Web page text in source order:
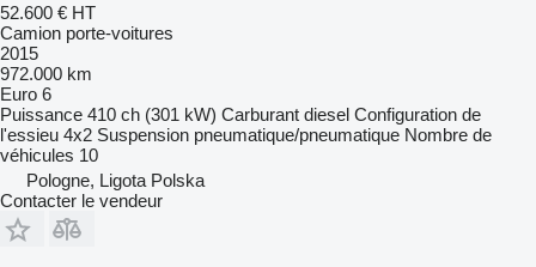
52.600 € HT
Camion porte-voitures
2015
972.000 km
Euro 6
Puissance 410 ch (301 kW) Carburant diesel Configuration de
l'essieu 4x2 Suspension pneumatique/pneumatique Nombre de
véhicules 10
Pologne, Ligota Polska
Contacter le vendeur